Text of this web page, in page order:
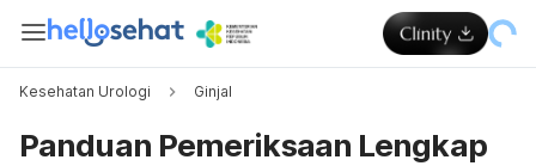
Kesehatan Urologi Ginjal
Panduan Pemeriksaan Lengkap